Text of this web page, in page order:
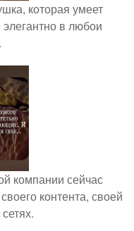
которая умеет
в любои
компании сейчас
контента, своей